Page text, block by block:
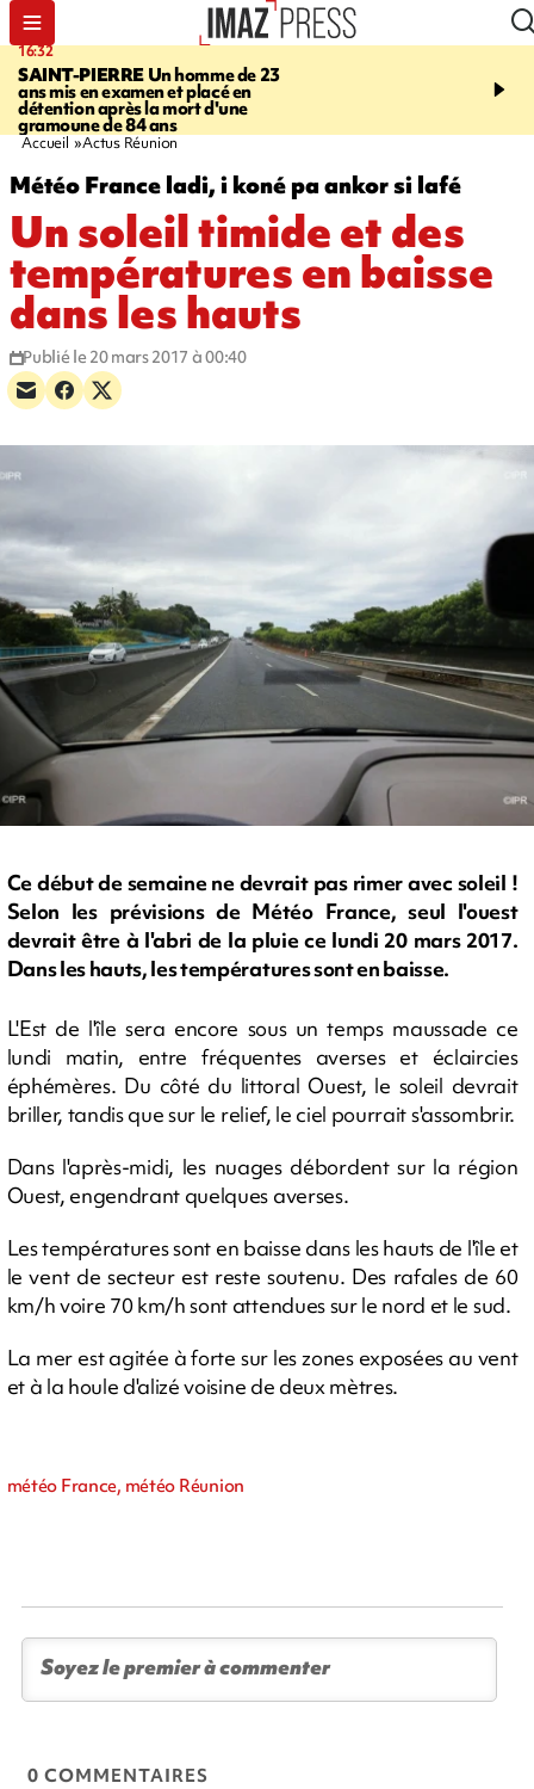
16:32
SAINT-PIERREUn homme de 23
ans mis en examen et placé en
détention après la mort d'une
gramoune de 84 ans
21:08
et Turquie scellent un
Accueil Actus Réunion
Météo France ladi, i koné pa ankor si lafé
Un soleil timide et des
températures en baisse
dans les hauts
Publié le 20 mars 2017 à 00:40
Ce début de semaine ne devrait pas rimer avec soleil !
Selon les prévisions de Météo France, seul l'ouest
devrait être à l'abri de la pluie ce lundi 20 mars 2017.
Dans les hauts, les températures sont en baisse.
L'Est de l'île sera encore sous un temps maussade ce
lundi matin, entre fréquentes averses et éclaircies
éphémères. Du côté du littoral Ouest, le soleil devrait
briller, tandis que sur le relief, le ciel pourrait s'assombrir.
Dans l'après-midi, les nuages débordent sur la région
Ouest, engendrant quelques averses.
Les températures sont en baisse dans les hauts de l'île et
le vent de secteur est reste soutenu. Des rafales de 60
km/h voire 70 km/h sont attendues sur le nord et le sud.
La mer est agitée à forte sur les zones exposées au vent
et à la houle d'alizé voisine de deux mètres.
météo France, météo Réunion
0 COMMENTAIRES